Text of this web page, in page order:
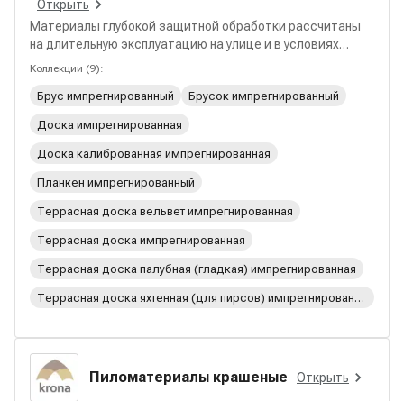
Открыть
Материалы глубокой защитной обработки рассчитаны
на длительную эксплуатацию на улице и в условиях
повышенной влажности. В разделе собраны решения для
стойкостью к гниению и биопоражениям.
Коллекции (9):
Брус импрегнированный Брусок импрегнированный
Доска импрегнированная
Доска калиброванная импрегнированная
Планкен импрегнированный
Террасная доска вельвет импрегнированная
Террасная доска импрегнированная
Террасная доска палубная (гладкая) импрегнированная
Террасная доска яхтенная (для пирсов) импрегнированная
Пиломатериалы крашеные Открыть